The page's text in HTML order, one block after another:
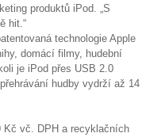
produktů iPod. „S
hit.“
technologie Apple
domácí filmy, hudební
je iPod přes USB 2.0
hudby vydrží až 14
Kč vč. DPH a recyklačních